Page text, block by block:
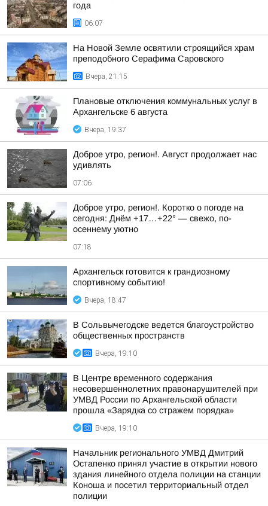
года
06:07
На Новой Земле освятили строящийся храм
преподобного Серафима Саровского
Вчера, 21:15
Плановые отключения коммунальных услуг в
Архангельске 6 августа
Вчера, 19:37
Доброе утро, регион!. Август продолжает нас
удивлять
07:06
Доброе утро, регион!. Коротко о погоде на
сегодня: Днём +17…+22° — свежо, по-
осеннему уютно
07:18
Архангельск готовится к грандиозному
спортивному событию!
Вчера, 18:47
В Сольвычегодске ведется благоустройство
общественных пространств
Вчера, 19:10
В Центре временного содержания
несовершеннолетних правонарушителей при
УМВД России по Архангельской области
прошла «Зарядка со стражем порядка»
Вчера, 19:10
Начальник регионального УМВД Дмитрий
Остапенко принял участие в открытии нового
здания линейного отдела полиции на станции
Коноша и посетил территориальный отдел
полиции